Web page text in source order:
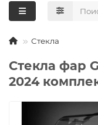
Стекла
Стекла фар
2024